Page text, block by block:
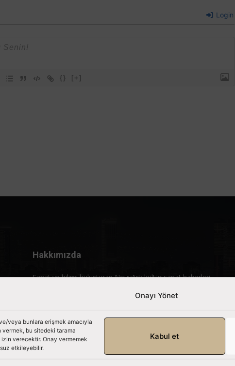
Onayı Yönet
veya bunlara erişmek amacıyla
bu sitedeki tarama
verecektir. Onay vermemek
etkileyebilir.
Kabul et
Login
{} [+]
Hakkımızda
Sanat ve bilimi buluşturan NouvArt; kültür sanat haberleri,
Bizimle iletişime geçin:info@nouvart.net